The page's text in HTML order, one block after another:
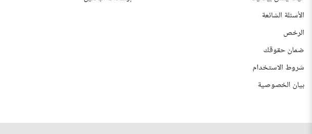
الأسئلة الشائعة
الرخص
ضمان حقوقك
شروط الاستخدام
بيان الخصوصية